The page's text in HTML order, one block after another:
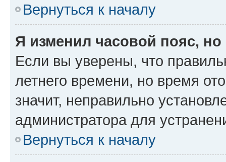
Вернуться к началу
Я изменил часовой пояс,
Если вы уверены, что
летнего времени, но время
значит, неправильно
администратора для
Вернуться к началу